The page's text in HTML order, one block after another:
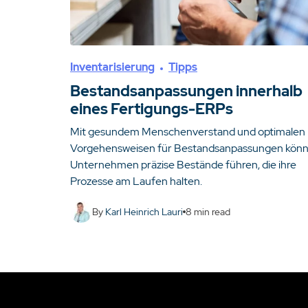
Inventarisierung Tipps
Bestandsanpassungen innerhalb
eines Fertigungs-ERPs
Mit gesundem Menschenverstand und optimalen
Vorgehensweisen für Bestandsanpassungen
Unternehmen präzise Bestände führen, die ihre
Prozesse am Laufen halten.
By Karl Heinrich Lauri 8 min read